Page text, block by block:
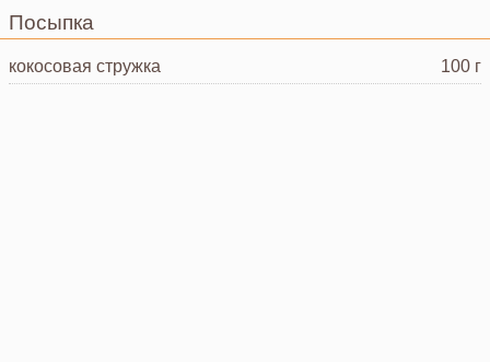
Посыпка
кокосовая стружка 100 г